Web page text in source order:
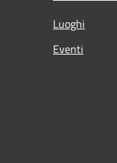
Luoghi
Eventi